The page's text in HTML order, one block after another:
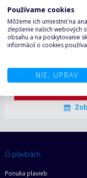
Trasa:
Nalodenie a
ZOBRAZIT
O plavbách
Ponuka plavieb
Používame cookies
Môžeme ich umiestniť na
zlepšenie našich webových
obsahu a na poskytovanie
informácií o cookies
NIE, UPRAV